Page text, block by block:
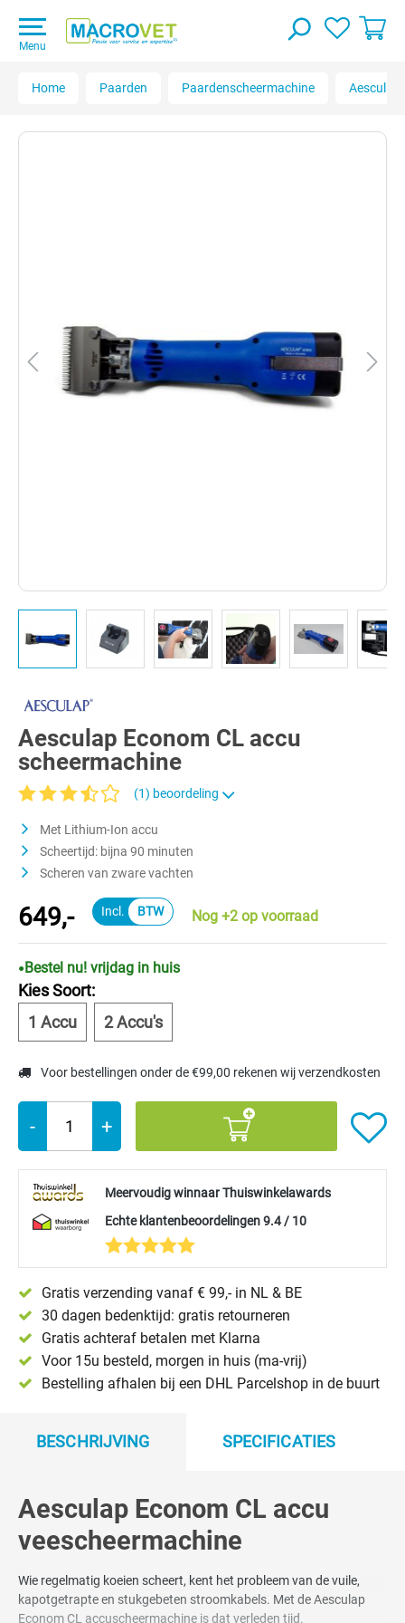
Menu
Home Paarden Paardenscheermachine Aesculap
Aesculap Econom CL accu
scheermachine
(1) beoordeling
Met Lithium-Ion accu
Scheertijd: bijna 90 minuten
Scheren van zware vachten
649,- Nog +2 op voorraad
Bestel nu! vrijdag in huis
Kies Soort:
1 Accu
2 Accu's
Voor bestellingen onder de €99,00 rekenen wij verzendkosten
- +
Meervoudig winnaar Thuiswinkelawards
Echte klantenbeoordelingen 9.4 / 10
Gratis verzending vanaf € 99,- in NL & BE
30 dagen bedenktijd: gratis retourneren
Gratis achteraf betalen met Klarna
Voor 15u besteld, morgen in huis (ma-vrij)
Bestelling afhalen bij een DHL Parcelshop in de buurt
BESCHRIJVING SPECIFICATIES
Aesculap Econom CL accu
veescheermachine
Wie regelmatig koeien scheert, kent het probleem van de vuile,
kapotgetrapte en stukgebeten stroomkabels. Met de Aesculap
Econom CL accuscheermachine is dat verleden tijd.